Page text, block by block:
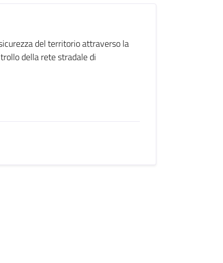
del territorio attraverso la
della rete stradale di